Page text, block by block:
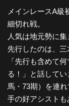
メインレースA級
細切れ戦。
人気は地元勢に集
先行したのは、三
「先行も含めて
る！」と話して
馬・73期）を連
手の好アシスト